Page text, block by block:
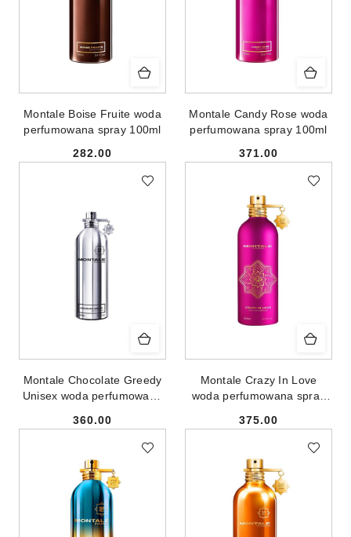
Montale Boise Fruite woda
perfumowana spray 100ml
Cena:
282.00
Montale Candy Rose woda
perfumowana spray 100ml
Cena:
371.00
Montale Chocolate Greedy
Unisex woda perfumowana
Cena:
360.00
Montale Crazy In Love
woda perfumowana spray
Cena:
375.00